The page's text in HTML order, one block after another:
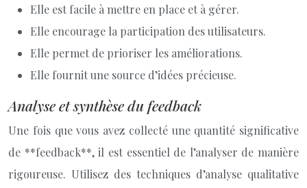
Elle est facile à mettre en place et à gérer.
Elle encourage la participation des utilisateurs.
Elle permet de prioriser les améliorations.
Elle fournit une source d’idées précieuse.
Analyse et synthèse du feedback
Une fois que vous avez collecté une quantité significative
de **feedback**, il est essentiel de l’analyser de manière
rigoureuse. Utilisez des techniques d’analyse qualitative